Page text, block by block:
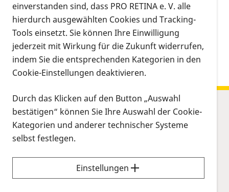
Zurück
Sitemap
Netzhauterkrankungen
Forschung
einverstanden sind, dass PRO RETINA e. V. alle
hierdurch ausgewählten Cookies und Tracking-
Tools einsetzt. Sie können Ihre Einwilligung
jederzeit mit Wirkung für die Zukunft widerrufen,
indem Sie die entsprechenden Kategorien in den
Cookie-Einstellungen deaktivieren.
Durch das Klicken auf den Button „Auswahl
bestätigen“ können Sie Ihre Auswahl der Cookie-
Kategorien und anderer technischer Systeme
selbst festlegen.
Einstellungen